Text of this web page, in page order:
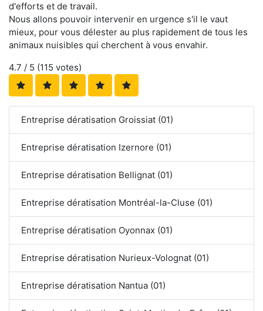
d'efforts et de travail.
Nous allons pouvoir intervenir en urgence s'il le vaut
mieux, pour vous délester au plus rapidement de tous les
animaux nuisibles qui cherchent à vous envahir.
4.7 / 5 (115 votes)
Entreprise dératisation Groissiat (01)
Entreprise dératisation Izernore (01)
Entreprise dératisation Bellignat (01)
Entreprise dératisation Montréal-la-Cluse (01)
Entreprise dératisation Oyonnax (01)
Entreprise dératisation Nurieux-Volognat (01)
Entreprise dératisation Nantua (01)